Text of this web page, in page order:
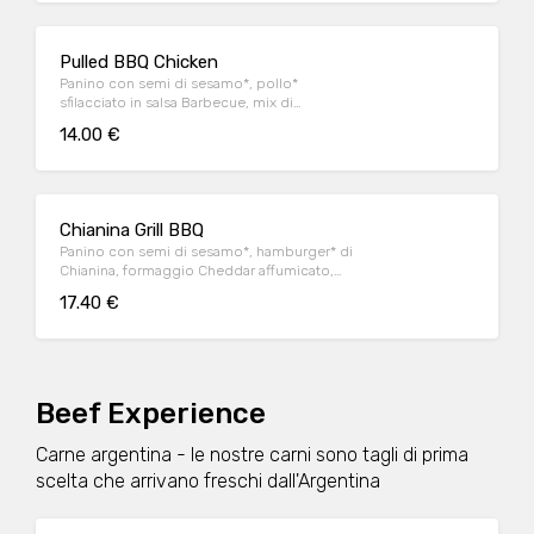
Pulled BBQ Chicken
Panino con semi di sesamo*, pollo*
sfilacciato in salsa Barbecue, mix di
insalata iceberg, servito con patate* Fries e
14.00 €
Chianina Grill BBQ
Panino con semi di sesamo*, hamburger* di
Chianina, formaggio Cheddar affumicato,
Barbecue, servito con patate* Fries e salsa
17.40 €
Beef Experience
Carne argentina - le nostre carni sono tagli di prima
scelta che arrivano freschi dall'Argentina